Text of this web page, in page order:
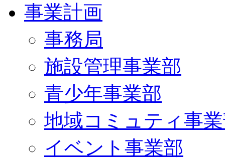
事業計画
事務局
施設管理事業部
青少年事業部
地域コミュティ事
イベント事業部